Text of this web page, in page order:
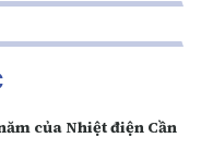
của Nhiệt điện Cần